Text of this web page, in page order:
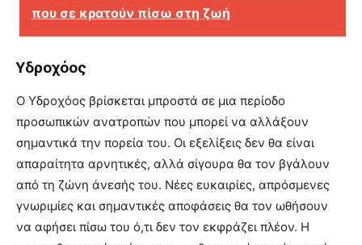
που σε κρατούν πίσω στη ζωή
Υδροχόος
Ο Υδροχόος βρίσκεται μπροστά σε μια περίοδο
προσωπικών ανατροπών που μπορεί να αλλάξουν
σημαντικά την πορεία του. Οι εξελίξεις δεν θα είναι
απαραίτητα αρνητικές, αλλά σίγουρα θα τον βγάλουν
από τη ζώνη άνεσής του. Νέες ευκαιρίες, απρόσμενες
γνωριμίες και σημαντικές αποφάσεις θα τον ωθήσουν
να αφήσει πίσω του ό,τι δεν τον εκφράζει πλέον. Η